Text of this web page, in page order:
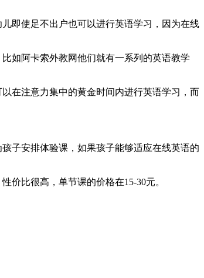
即使足不出户也可以进行英语学习，因为在线
如阿卡索外教网他们就有一系列的英语教学
在注意力集中的黄金时间内进行英语学习，而
子安排体验课，如果孩子能够适应在线英语的
价比很高，单节课的价格在15-30元。